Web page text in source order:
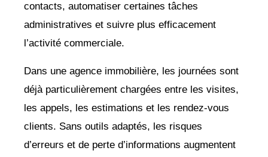
contacts, automatiser certaines tâches
administratives et suivre plus efficacement
l’activité commerciale.
Dans une agence immobilière, les journées sont
déjà particulièrement chargées entre les visites,
les appels, les estimations et les rendez-vous
clients. Sans outils adaptés, les risques
d’erreurs et de perte d’informations augmentent